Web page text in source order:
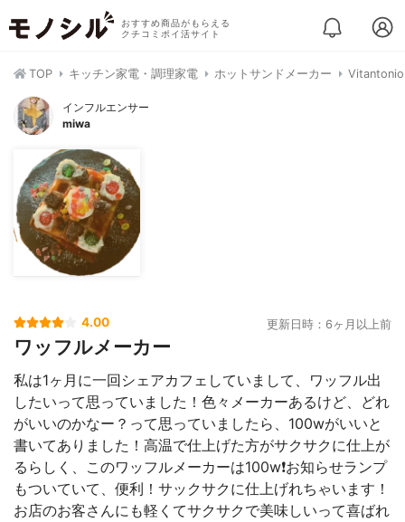
おすすめ商品がもらえる
クチコミポイ活サイト
TOP キッチン家電・調理家電 ホットサンドメーカー
インフルエンサー
miwa
4.00 更新日時：6ヶ月以上前
ワッフルメーカー
私は1ヶ月に一回シェアカフェしていまして、ワッフル出
したいって思っていました！色々メーカーあるけど、どれ
がいいのかなー？って思っていましたら、100wがいいと
書いてありました！高温で仕上げた方がサクサクに仕上が
るらしく、このワッフルメーカーは100w❗️お知らせランプ
もついていて、便利！サックサクに仕上げれちゃいます！
お店のお客さんにも軽くてサクサクで美味しいって喜ばれ